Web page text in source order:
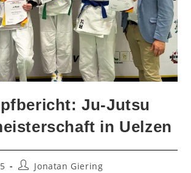
Ju-Jutsu
in Uelzen
Beitrags-
Jonatan Giering